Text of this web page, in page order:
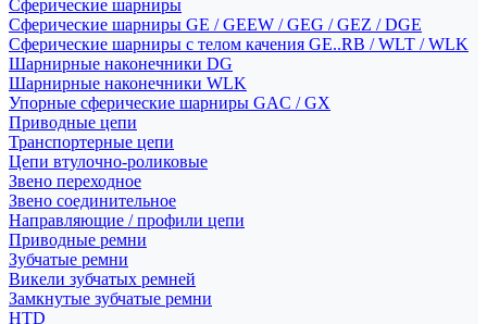
Сферические шарниры
Сферические шарниры GE / GEEW / GEG / GEZ / DGE
Сферические шарниры с телом качения GE..RB / WLT / WLK
Шарнирные наконечники DG
Шарнирные наконечники WLK
Упорные сферические шарниры GAC / GX
Приводные цепи
Транспортерные цепи
Цепи втулочно-роликовые
Звено переходное
Звено соединительное
Направляющие / профили цепи
Приводные ремни
Зубчатые ремни
Викели зубчатых ремней
Замкнутые зубчатые ремни
HTD